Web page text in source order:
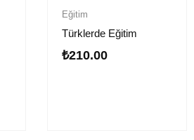
Eğitim
Türklerde Eğitim
₺210.00